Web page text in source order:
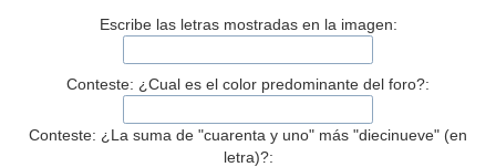
Escribe las letras mostradas en la imagen:
Conteste: ¿Cual es el color predominante del foro?:
Conteste: ¿La suma de "cuarenta y uno" más "diecinueve" (en
letra)?: